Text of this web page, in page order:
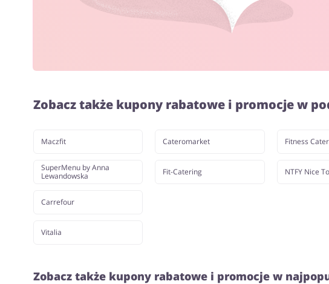
Zobacz także kupony rabatowe i promocje w
Maczfit
SuperMenu by Anna
Lewandowska
Cateromarket
Fit-Catering
Fitness
NTFY Nice
Carrefour
Vitalia
Zobacz także kupony rabatowe i promocje w